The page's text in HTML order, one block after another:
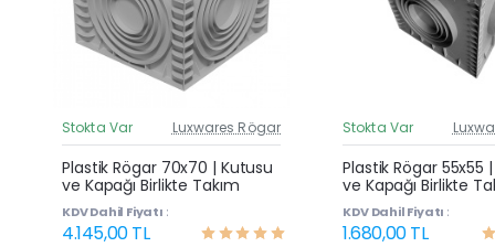
Güncel Fiyat
Yeni Ürün
Stokta Var Luxwares Rögar
Plastik Rögar 70x70 | Kutusu
ve Kapağı Birlikte Takım
KDV Dahil Fiyatı :
4.145,00 TL
Stokta Var
Plastik Rögar 55x55
ve Kapağı Birlikte
KDV Dahil Fiyatı :
1.680,00 TL